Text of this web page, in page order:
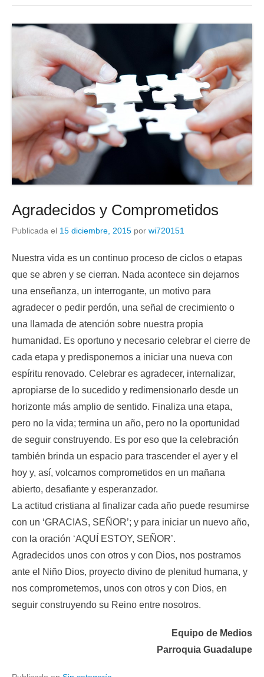
Agradecidos y Comprometidos
Publicada el 15 diciembre, 2015 por wi720151
Nuestra vida es un continuo proceso de ciclos o etapas
que se abren y se cierran. Nada acontece sin dejarnos
una enseñanza, un interrogante, un motivo para
agradecer o pedir perdón, una señal de crecimiento o
una llamada de atención sobre nuestra propia
humanidad. Es oportuno y necesario celebrar el cierre de
cada etapa y predisponernos a iniciar una nueva con
espíritu renovado. Celebrar es agradecer, internalizar,
apropiarse de lo sucedido y redimensionarlo desde un
horizonte más amplio de sentido. Finaliza una etapa,
pero no la vida; termina un año, pero no la oportunidad
de seguir construyendo. Es por eso que la celebración
también brinda un espacio para trascender el ayer y el
hoy y, así, volcarnos comprometidos en un mañana
abierto, desafiante y esperanzador.
La actitud cristiana al finalizar cada año puede resumirse
con un ‘GRACIAS, SEÑOR’; y para iniciar un nuevo año,
con la oración ‘AQUÍ ESTOY, SEÑOR’.
Agradecidos unos con otros y con Dios, nos postramos
ante el Niño Dios, proyecto divino de plenitud humana, y
nos comprometemos, unos con otros y con Dios, en
seguir construyendo su Reino entre nosotros.
Equipo de Medios
Parroquia Guadalupe